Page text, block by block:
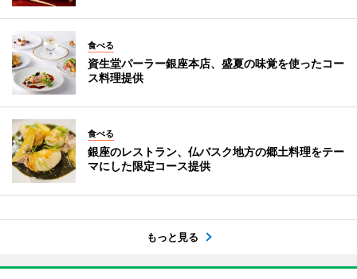
食べる
資生堂パーラー銀座本店、盛夏の味覚を使ったコー
ス料理提供
食べる
銀座のレストラン、仏バスク地方の郷土料理をテー
マにした限定コース提供
もっと見る